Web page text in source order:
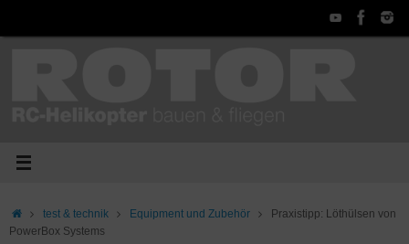
Starttest & technik Equipment und Zubehör
Praxistipp: Löthülsen von
PowerBox Systems